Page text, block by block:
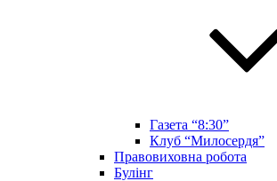
Газета “8:30”
Клуб “Милосердя”
Правовиховна робота
Булінг